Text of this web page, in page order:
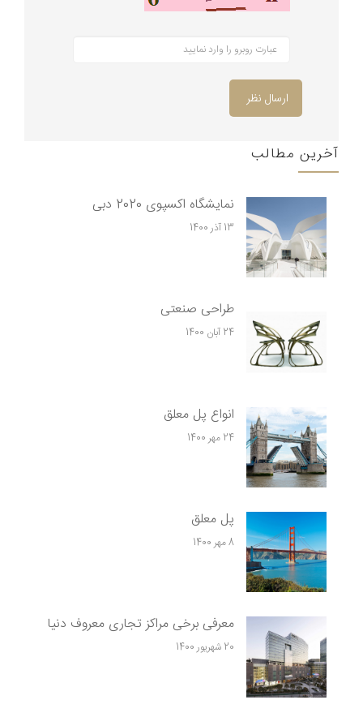
ارسال نظر
آخرین مطالب
نمایشگاه اکسپوی 2020 دبی
13 آذر 1400
طراحی صنعتی
24 آبان 1400
انواع پل معلق
24 مهر 1400
پل معلق
8 مهر 1400
معرفی برخی مراکز تجاری معروف دنیا
20 شهریور 1400